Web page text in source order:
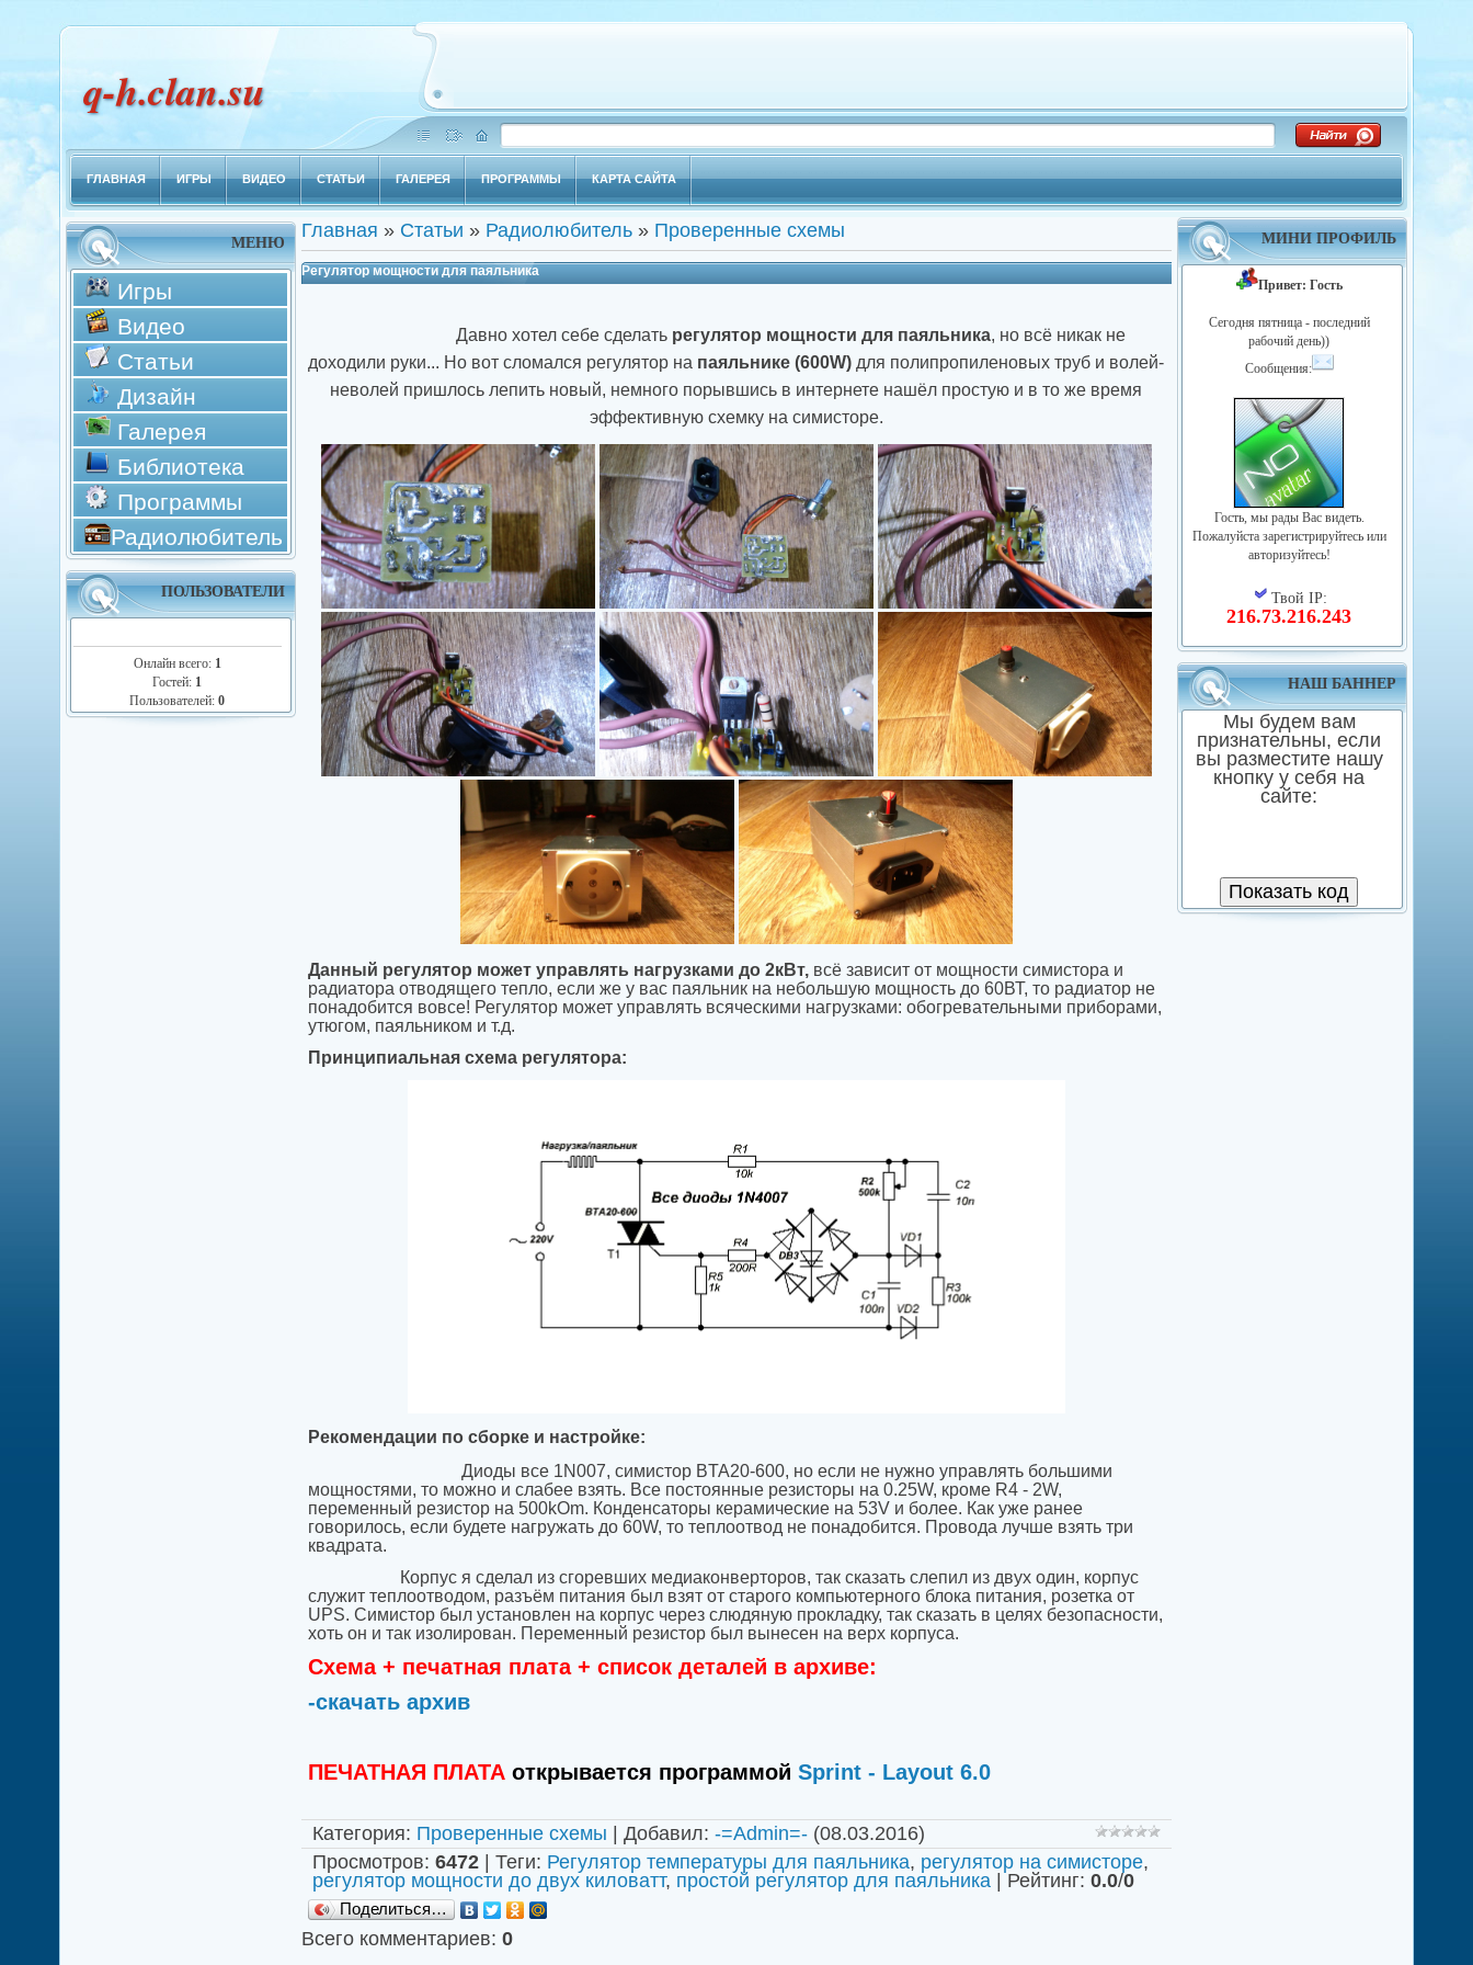
q-h.clan.su
ГЛАВНАЯ ИГРЫ ВИДЕО СТАТЬИ ГАЛЕРЕЯ ПРОГРАММЫ КАРТА САЙТА
МЕНЮ
Игры
Видео
Статьи
Дизайн
Галерея
Библиотека
Программы
Радиолюбитель
ПОЛЬЗОВАТЕЛИ
Онлайн всего: 1
Гостей: 1
Пользователей:0
МИНИ ПРОФИЛЬ
Привет: Гость
Сегодня пятница - последний
рабочий день))
Сообщения:
Гость, мы рады Вас видеть.
Пожалуйста зарегистрируйтесь или
авторизуйтесь!
Твой IP:
216.73.216.243
НАШ БАННЕР
Мы будем вам
признательны, если
вы разместите нашу
кнопку у себя на
сайте:
Главная » Статьи » Радиолюбитель» Проверенные схемы
Регулятор мощности для паяльника
Давно хотел себе сделать регулятор мощности для паяльника, но всё никак не
доходили руки... Но вот сломался регулятор на паяльнике (600W) для полипропиленовых труб и волей-
неволей пришлось лепить новый, немного порывшись в интернете нашёл простую и в то же время
эффективную схемку на симисторе.
Данный регулятор может управлять нагрузками до 2кВт,всё зависит от мощности симистора и
радиатора отводящего тепло, если же у вас паяльник на небольшую мощность до 60ВТ, то радиатор не
понадобится вовсе! Регулятор может управлять всяческими нагрузками: обогревательными приборами,
утюгом, паяльником и т.д.
Принципиальная схема регулятора:
Рекомендации по сборке и настройке:
Диоды все 1N007, симистор BTA20-600, но если не нужно управлять большими
мощностями, то можно и слабее взять. Все постоянные резисторы на 0.25W, кроме R4 - 2W,
переменный резистор на 500kOm. Конденсаторы керамические на 53V и более. Как уже ранее
говорилось, если будете нагружать до 60W, то теплоотвод не понадобится. Провода лучше взять три
квадрата.
Корпус я сделал из сгоревших медиаконверторов, так сказать слепил из двух один, корпус
служит теплоотводом, разъём питания был взят от старого компьютерного блока питания, розетка от
UPS. Симистор был установлен на корпус через слюдяную прокладку, так сказать в целях безопасности,
хоть он и так изолирован. Переменный резистор был вынесен на верх корпуса.
Схема + печатная плата + список деталей в архиве:
-скачать архив
ПЕЧАТНАЯ ПЛАТА открывается программой Sprint - Layout 6.0
Категория: Проверенные схемы Добавил: -=Admin=-(08.03.2016)
Просмотров: 6472| Теги: Регулятор температуры для паяльника, регулятор на симисторе,
регулятор мощности до двух киловатт, простой регулятор для паяльника| Рейтинг: 0.0/0
Поделиться…
Всего комментариев: 0